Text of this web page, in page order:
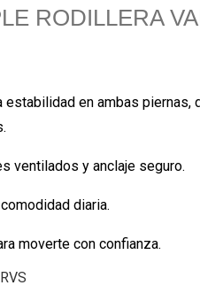
RODILLERA
estabilidad en ambas piernas,
ventilados y anclaje seguro.
diaria.
moverte con confianza.